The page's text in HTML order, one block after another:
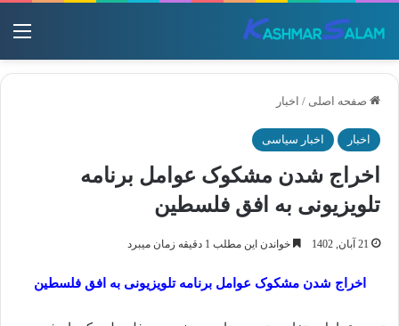
صفحه اصلی / اخبار
اخبار اخبار سیاسی
اخراج شدن مشکوک عوامل برنامه
تلویزیونی به افق فلسطین
21 آبان, 1402 خواندن این مطلب 1 دقیقه زمان میبرد
اخراج شدن مشکوک عوامل برنامه تلویزیونی به افق فلسطین